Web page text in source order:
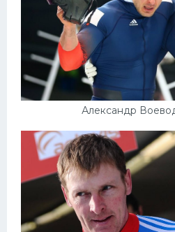
Александр